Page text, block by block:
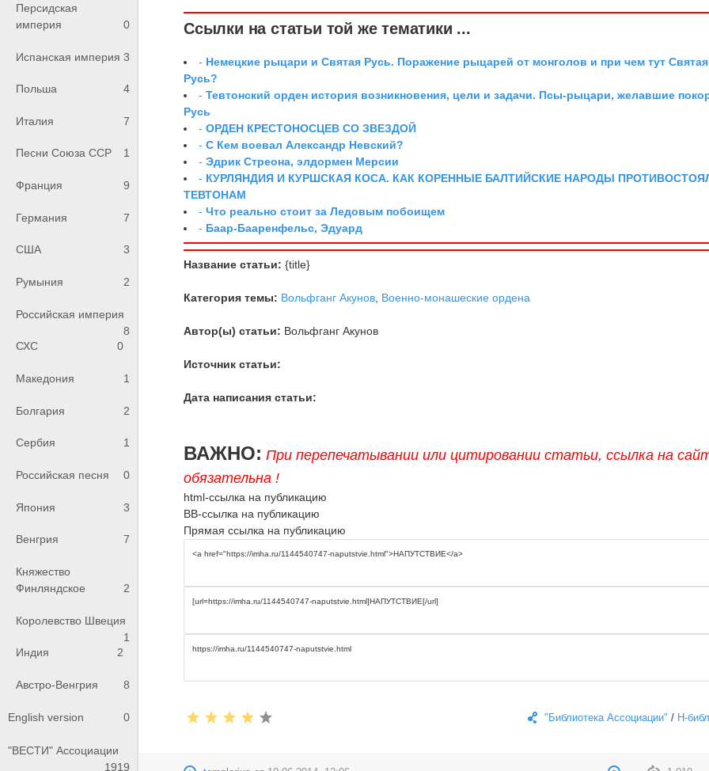
Персидская
империя
0
Испанская империя 3
Польша 4
Италия 7
Песни Союза ССР 1
Франция 9
Германия 7
США 3
Румыния 2
Российская империя
8
СХС
0
Македония 1
Болгария 2
Сербия 1
Российская песня 0
Япония 3
Венгрия 7
Княжество
Финляндское
2
Королевство Швеция
1
Индия
2
Австро-Венгрия 8
English version 0
"ВЕСТИ" Ассоциации
1919
Ссылки на статьи той же тематики ...
- Немецкие рыцари и Святая Русь. Поражение рыцарей от монголов и при чем тут Святая
Русь?
-Тевтонский орден история возникновения, цели и задачи. Псы-рыцари, желавшие
Русь
-ОРДЕН КРЕСТОНОСЦЕВ СО ЗВЕЗДОЙ
-С Кем воевал Александр Невский?
-Эдрик Стреона, элдормен Мерсии
- КУРЛЯНДИЯ И КУРШСКАЯ КОСА. КАК КОРЕННЫЕ БАЛТИЙСКИЕ НАРОДЫ
ТЕВТОНАМ
-Что реально стоит за Ледовым побоищем
- Баар-Бааренфельс, Эдуард
Название статьи: {title}
Категория темы: Вольфганг Акунов Военно-монашеские ордена
Автор(ы) статьи: Вольфганг Акунов
Источник статьи:
Дата написания статьи:
ВАЖНО: При перепечатывании или цитировании статьи, ссылка на
обязательна !
html-ссылка на публикацию
BB-ссылка на публикацию
Прямая ссылка на публикацию
"Библиотека Ассоциации" / Н-